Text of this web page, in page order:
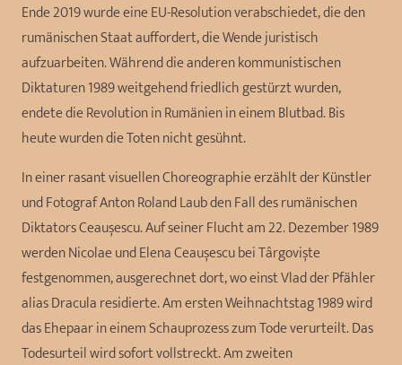
Ende 2019 wurde eine EU-Resolution verabschiedet, die den
rumänischen Staat auffordert, die Wende juristisch
aufzuarbeiten. Während die anderen kommunistischen
Diktaturen 1989 weitgehend friedlich gestürzt wurden,
endete die Revolution in Rumänien in einem Blutbad. Bis
heute wurden die Toten nicht gesühnt.
In einer rasant visuellen Choreographie erzählt der Künstler
und Fotograf Anton Roland Laub den Fall des rumänischen
Diktators Ceaușescu. Auf seiner Flucht am 22. Dezember 1989
werden Nicolae und Elena Ceaușescu bei Târgoviște
festgenommen, ausgerechnet dort, wo einst Vlad der Pfähler
alias Dracula residierte. Am ersten Weihnachtstag 1989 wird
das Ehepaar in einem Schauprozess zum Tode verurteilt. Das
Todesurteil wird sofort vollstreckt. Am zweiten